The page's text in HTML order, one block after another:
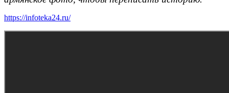
https://infoteka24.ru/